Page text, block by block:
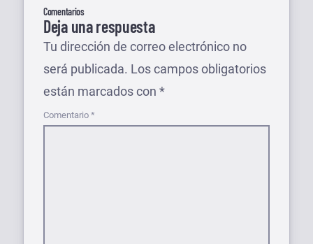
Comentarios
Deja una respuesta
Tu dirección de correo electrónico no
será publicada. Los campos obligatorios
están marcados con *
Comentario *